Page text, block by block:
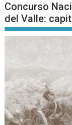
Concurso
del Valle: